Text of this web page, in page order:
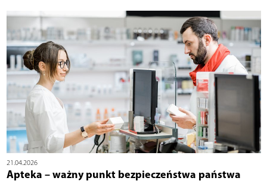
21.04.2026
Apteka – ważny punkt bezpieczeństwa państwa